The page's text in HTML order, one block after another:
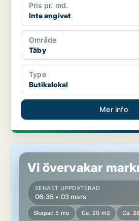
Pris pr. md.
Inte angivet
Område
Täby
Type
Butikslokal
Mer info
Butikslokal i Täby
Vi övervakar
SENAST UPPDATERAD
06:35 • 03 mars
Skapad 5 mo Ca. 20 m2 Ca.